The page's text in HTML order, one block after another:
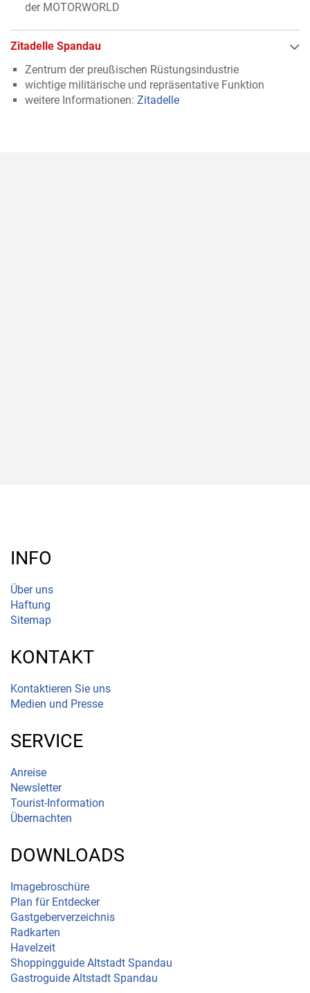
der MOTORWORLD
Zitadelle Spandau
Zentrum der preußischen Rüstungsindustrie
wichtige militärische und repräsentative Funktion
weitere Informationen: Zitadelle
INFO
Über uns
Haftung
Sitemap
KONTAKT
Kontaktieren Sie uns
Medien und Presse
SERVICE
Anreise
Newsletter
Tourist-Information
Übernachten
DOWNLOADS
Imagebroschüre
Plan für Entdecker
Gastgeberverzeichnis
Radkarten
Havelzeit
Shoppingguide Altstadt Spandau
Gastroguide Altstadt Spandau